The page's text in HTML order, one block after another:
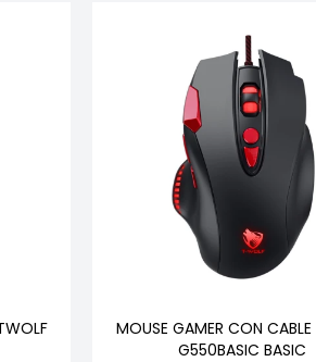
MOUSE GAMER CON
G550BASIC BASIC